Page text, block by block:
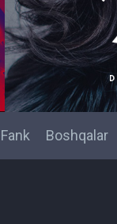
Boshqalar